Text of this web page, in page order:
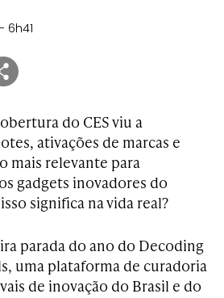
6h41
do CES viu a
ativações de marcas e
mais relevante para
gadgets inovadores do
significa na vida real?
parada do ano do Decoding
uma plataforma de curadoria
de inovação do Brasil e do